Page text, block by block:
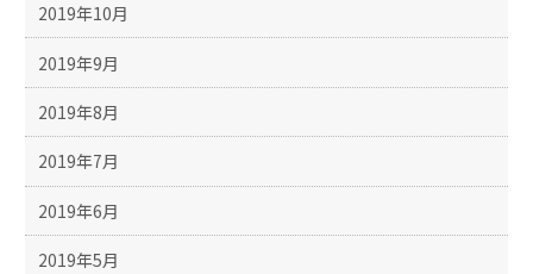
2019年10月
2019年9月
2019年8月
2019年7月
2019年6月
2019年5月